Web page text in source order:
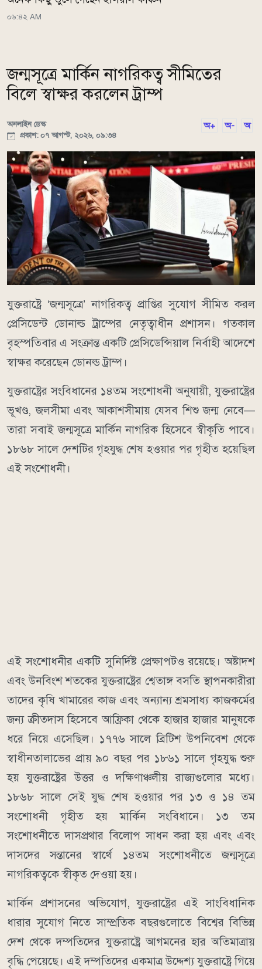
০৬:৪২ AM
জন্মসূত্রে মার্কিন নাগরিকত্ব সীমিতের
বিলে স্বাক্ষর করলেন ট্রাম্প
অনলাইন ডেস্ক
প্রকাশ: ০৭ আগস্ট, ২০২৬, ০৯:৩৪
অ+ অ- অ
যুক্তরাষ্ট্রে ‘জন্মসূত্রে’ নাগরিকত্ব প্রাপ্তির সুযোগ সীমিত করল
প্রেসিডেন্ট ডোনাল্ড ট্রাম্পের নেতৃত্বাধীন প্রশাসন। গতকাল
বৃহস্পতিবার এ সংক্রান্ত একটি প্রেসিডেন্সিয়াল নির্বাহী আদেশে
স্বাক্ষর করেছেন ডোনল্ড ট্রাম্প।
যুক্তরাষ্ট্রের সংবিধানের ১৪তম সংশোধনী অনুযায়ী, যুক্তরাষ্ট্রের
ভূখণ্ড, জলসীমা এবং আকাশসীমায় যেসব শিশু জন্ম নেবে—
তারা সবাই জন্মসূত্রে মার্কিন নাগরিক হিসেবে স্বীকৃতি পাবে।
১৮৬৮ সালে দেশটির গৃহযুদ্ধ শেষ হওয়ার পর গৃহীত হয়েছিল
এই সংশোধনী।
এই সংশোধনীর একটি সুনির্দিষ্ট প্রেক্ষাপটও রয়েছে। অষ্টাদশ
এবং উনবিংশ শতকের যুক্তরাষ্ট্রের শ্বেতাঙ্গ বসতি স্থাপনকারীরা
তাদের কৃষি খামারের কাজ এবং অন্যান্য শ্রমসাধ্য কাজকর্মের
জন্য ক্রীতদাস হিসেবে আফ্রিকা থেকে হাজার হাজার মানুষকে
ধরে নিয়ে এসেছিল। ১৭৭৬ সালে ব্রিটিশ উপনিবেশ থেকে
স্বাধীনতালাভের প্রায় ৯০ বছর পর ১৮৬১ সালে গৃহযুদ্ধ শুরু
হয় যুক্তরাষ্ট্রের উত্তর ও দক্ষিণাঞ্চলীয় রাজ্যগুলোর মধ্যে।
১৮৬৮ সালে সেই যুদ্ধ শেষ হওয়ার পর ১৩ ও ১৪ তম
সংশোধনী গৃহীত হয় মার্কিন সংবিধানে। ১৩ তম
সংশোধনীতে দাসপ্রথার বিলোপ সাধন করা হয় এবং এবং
দাসদের সন্তানের স্বার্থে ১৪তম সংশোধনীতে জন্মসূত্রে
নাগরিকত্বকে স্বীকৃত দেওয়া হয়।
মার্কিন প্রশাসনের অভিযোগ, যুক্তরাষ্ট্রের এই সাংবিধানিক
ধারার সুযোগ নিতে সাম্প্রতিক বছরগুলোতে বিশ্বের বিভিন্ন
দেশ থেকে দম্পতিদের যুক্তরাষ্ট্রে আগমনের হার অতিমাত্রায়
বৃদ্ধি পেয়েছে। এই দম্পতিদের একমাত্র উদ্দেশ্য যুক্তরাষ্ট্রে গিয়ে